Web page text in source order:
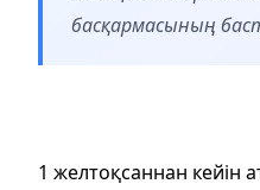
басқармасының
1 желтоқсаннан кейін